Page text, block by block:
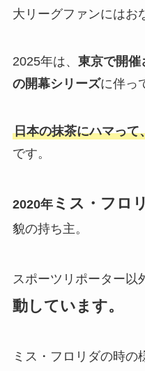
大リーグファンにはお
2025年は、 東京で開催
の開幕シリーズに伴っ
日本の抹茶にハマって
です。
2020年ミス・フロ
貌の持ち主。
スポーツリポーター以
動しています。
ミス・フロリダの時の